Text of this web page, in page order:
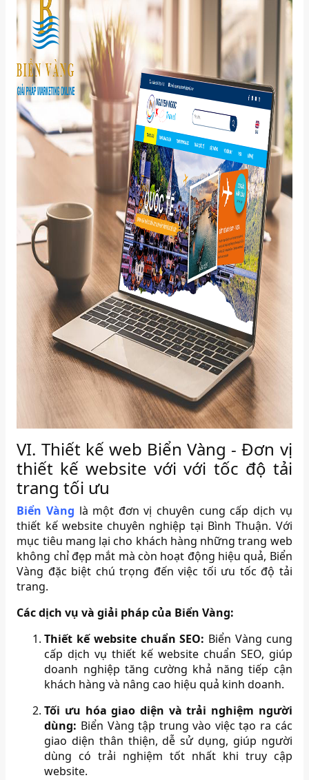
VI. Thiết kế web Biển Vàng - Đơn vị
thiết kế website với với tốc độ tải
trang tối ưu
Biển Vàng là một đơn vị chuyên cung cấp dịch vụ
thiết kế website chuyên nghiệp tại Bình Thuận. Với
mục tiêu mang lại cho khách hàng những trang web
không chỉ đẹp mắt mà còn hoạt động hiệu quả, Biển
Vàng đặc biệt chú trọng đến việc tối ưu tốc độ tải
trang.
Các dịch vụ và giải pháp của Biển Vàng:
Thiết kế website chuẩn SEO: Biển Vàng cung
cấp dịch vụ thiết kế website chuẩn SEO, giúp
doanh nghiệp tăng cường khả năng tiếp cận
khách hàng và nâng cao hiệu quả kinh doanh.
Tối ưu hóa giao diện và trải nghiệm người
dùng: Biển Vàng tập trung vào việc tạo ra các
giao diện thân thiện, dễ sử dụng, giúp người
dùng có trải nghiệm tốt nhất khi truy cập
website.